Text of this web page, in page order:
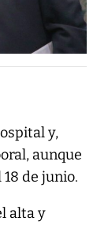
y,
aunque
de junio.
alta y